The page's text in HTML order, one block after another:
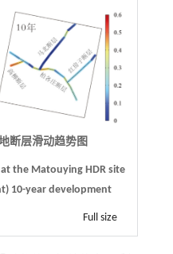
断层滑动趋势图
the Matouying HDR site
10-year development
Full size